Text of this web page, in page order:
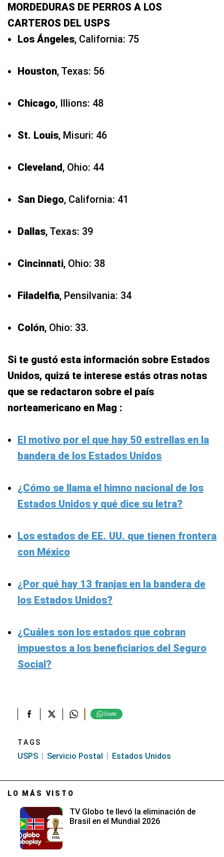
MORDEDURAS DE PERROS A LOS
CARTEROS DEL USPS
Los Ángeles, California: 75
Houston, Texas: 56
Chicago, Illions: 48
St. Louis, Misuri: 46
Cleveland, Ohio: 44
San Diego, California: 41
Dallas, Texas: 39
Cincinnati, Ohio: 38
Filadelfia, Pensilvania: 34
Colón, Ohio: 33.
Si te gustó esta información sobre Estados
Unidos, quizá te interese estás otras notas
que se redactaron sobre el país
norteamericano en Mag :
El motivo por el que hay 50 estrellas en la
bandera de los Estados Unidos
¿Cómo se llama el himno nacional de los
Estados Unidos y qué dice su letra?
Los estados de EE. UU. que tienen frontera
con México
¿Por qué hay 13 franjas en la bandera de
los Estados Unidos?
¿Cuáles son los estados que cobran
impuestos a los beneficiarios del Seguro
Social?
Únete
TAGS
USPS Servicio Postal Estados Unidos
LO MÁS VISTO
TV Globo te llevó la eliminación de
Brasil en el Mundial 2026